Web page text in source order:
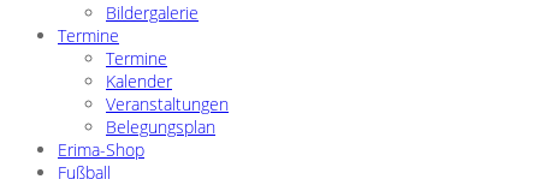
Bildergalerie
Termine
Termine
Kalender
Veranstaltungen
Belegungsplan
Erima-Shop
Fußball